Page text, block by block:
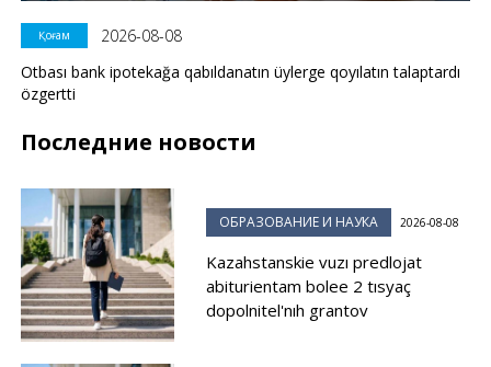
Қоғам
2026-08-08
Otbası bank ipotekağa qabıldanatın üylerge qoyılatın talaptardı
özgertti
Последние новости
ОБРАЗОВАНИЕ И НАУКА 2026-08-08
Kazahstanskie vuzı predlojat
abiturientam bolee 2 tısyaç
dopolnitel'nıh grantov